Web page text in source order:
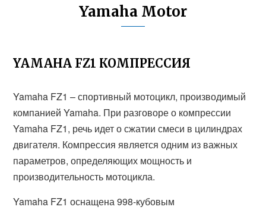
Yamaha Motor
YAMAHA FZ1 КОМПРЕССИЯ
Yamaha FZ1 – спортивный мотоцикл, производимый
компанией Yamaha. При разговоре о компрессии
Yamaha FZ1, речь идет о сжатии смеси в цилиндрах
двигателя. Компрессия является одним из важных
параметров, определяющих мощность и
производительность мотоцикла.
Yamaha FZ1 оснащена 998-кубовым